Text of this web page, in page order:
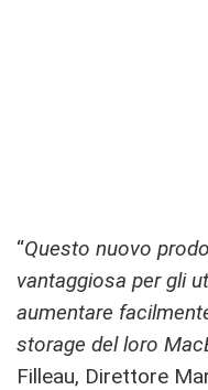
“Questo nuovo
vantaggiosa per gli
aumentare
storage del loro
Filleau, Direttore